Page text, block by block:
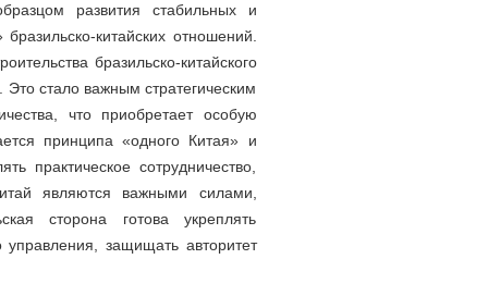
развития стабильных и
китайских отношений.
бразильско-китайского
стало важным стратегическим
что приобретает особую
принципа «одного Китая» и
практическое сотрудничество,
являются важными силами,
сторона готова укреплять
защищать авторитет